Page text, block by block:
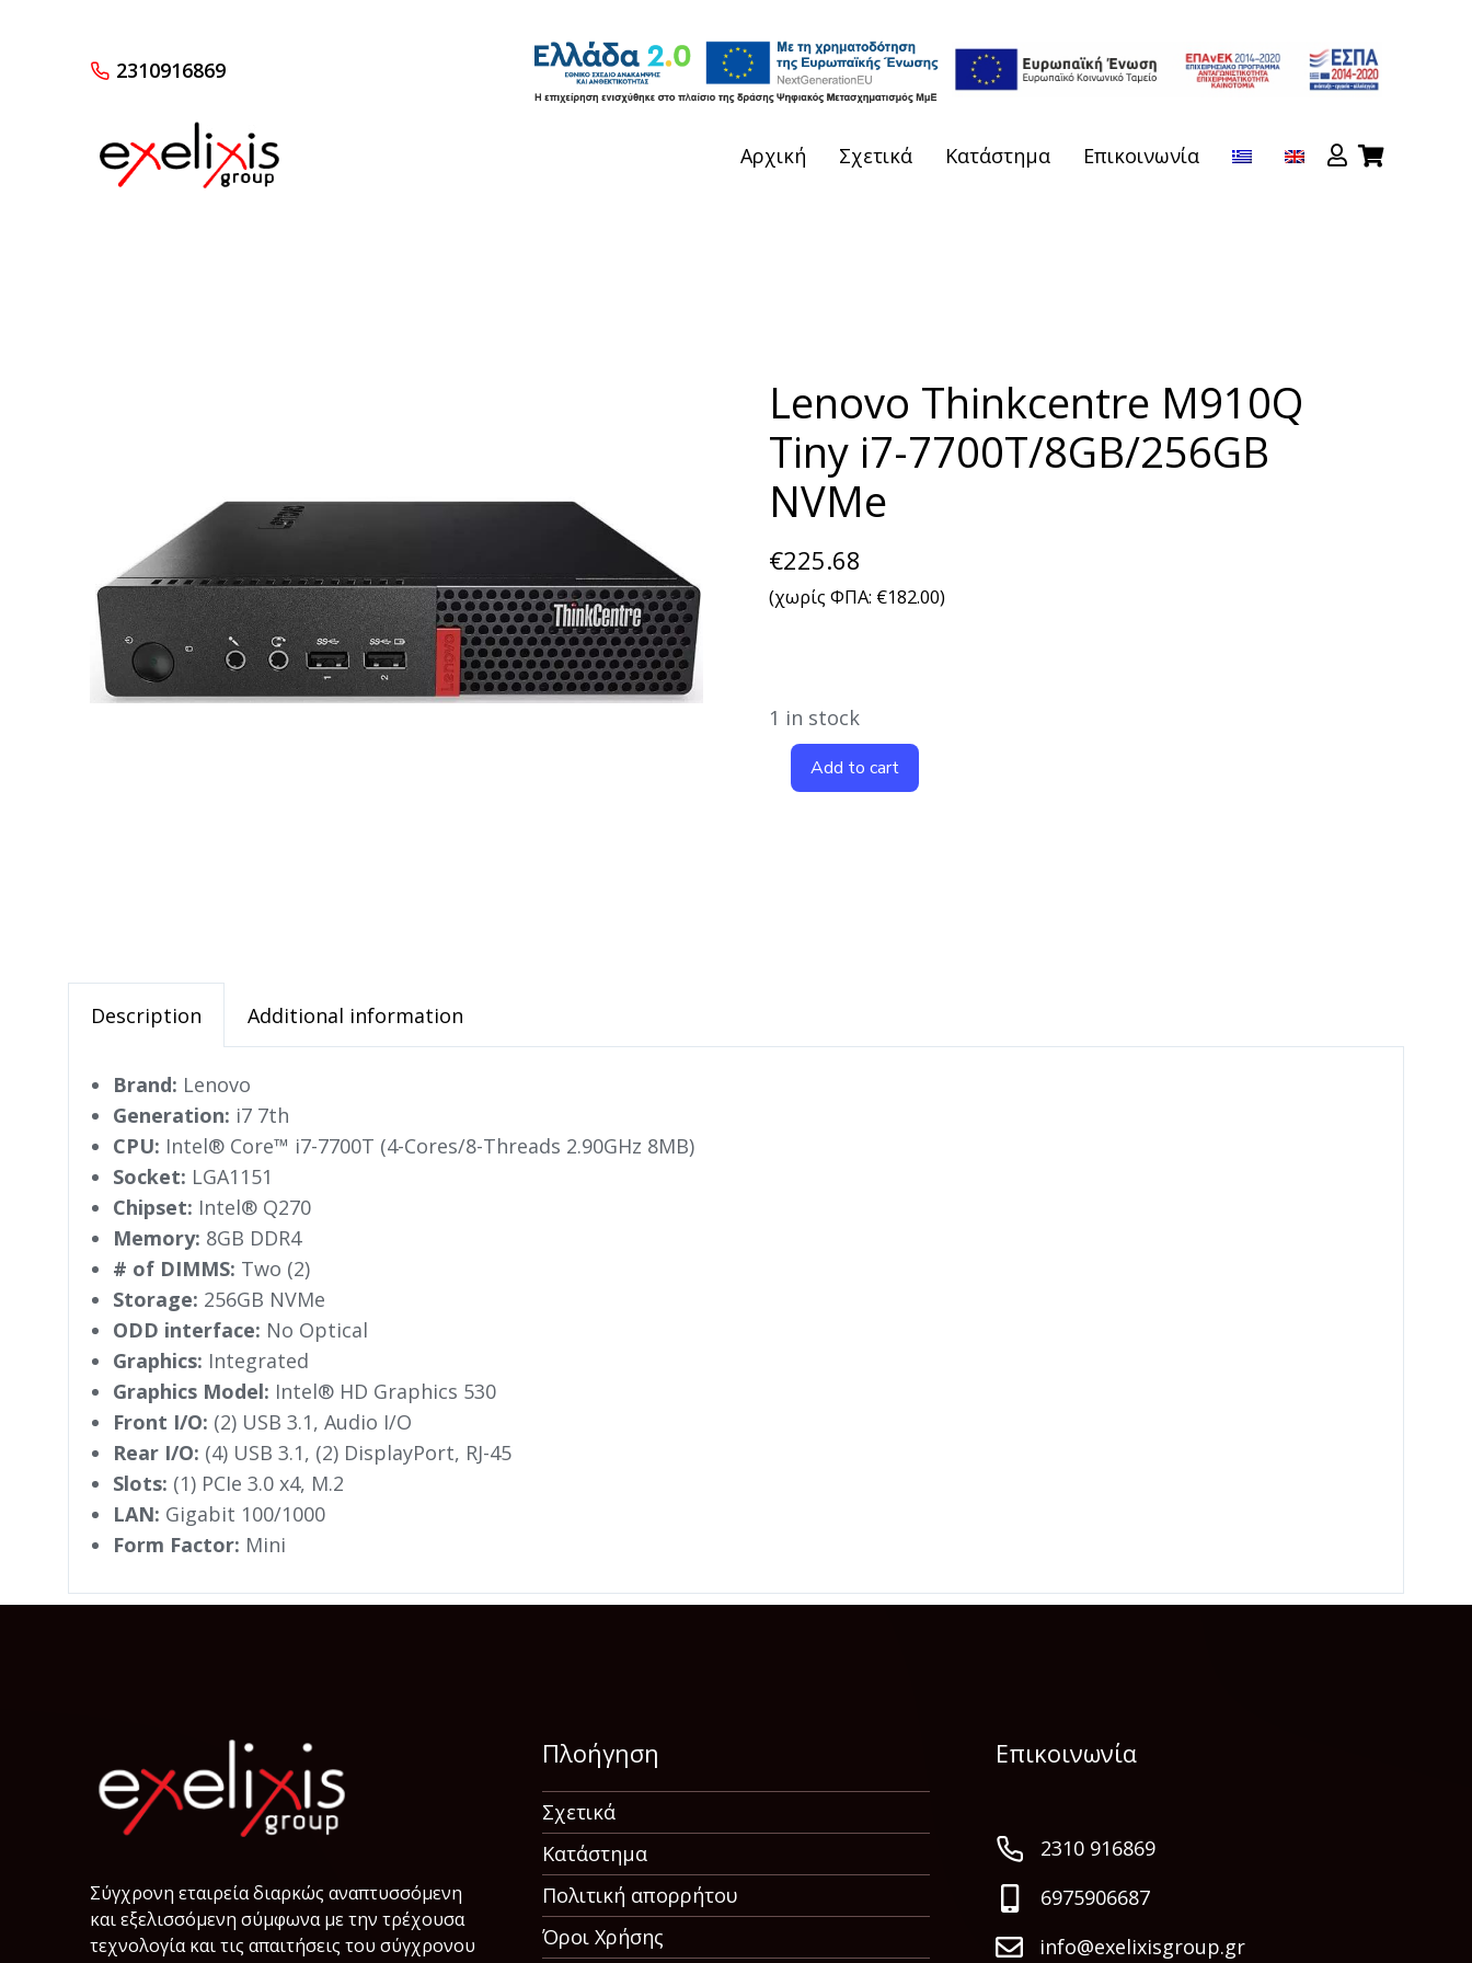
2310916869
Αρχική Σχετικά Κατάστημα Επικοινωνία
Lenovo Thinkcentre M910Q
Tiny i7-7700T/8GB/256GB
NVMe
€225.68
(χωρίς ΦΠΑ: €182.00)
1 in stock
Add to cart
Description Additional information
Brand: Lenovo
Generation: i7 7th
CPU: Intel® Core™ i7-7700T (4-Cores/8-Threads 2.90GHz 8MB)
Socket: LGA1151
Chipset: Intel® Q270
Memory: 8GB DDR4
# of DIMMS: Two (2)
Storage: 256GB NVMe
ODD interface: No Optical
Graphics: Integrated
Graphics Model: Intel® HD Graphics 530
Front I/O: (2) USB 3.1, Audio I/O
Rear I/O: (4) USB 3.1, (2) DisplayPort, RJ-45
Slots: (1) PCIe 3.0 x4, M.2
LAN: Gigabit 100/1000
Form Factor: Mini
Σύγχρονη εταιρεία διαρκώς αναπτυσσόμενη
και εξελισσόμενη σύμφωνα µε την τρέχουσα
τεχνολογία και τις απαιτήσεις του σύγχρονου
Πλοήγηση
Σχετικά
Κατάστημα
Πολιτική απορρήτου
Όροι Χρήσης
Επικοινωνία
2310 916869
6975906687
info@exelixisgroup.gr